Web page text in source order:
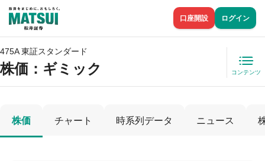
口座開設 ログイン
475A 東証スタンダード
株価 ：ギミック コンテンツ
株価 チャート 時系列データ ニュース